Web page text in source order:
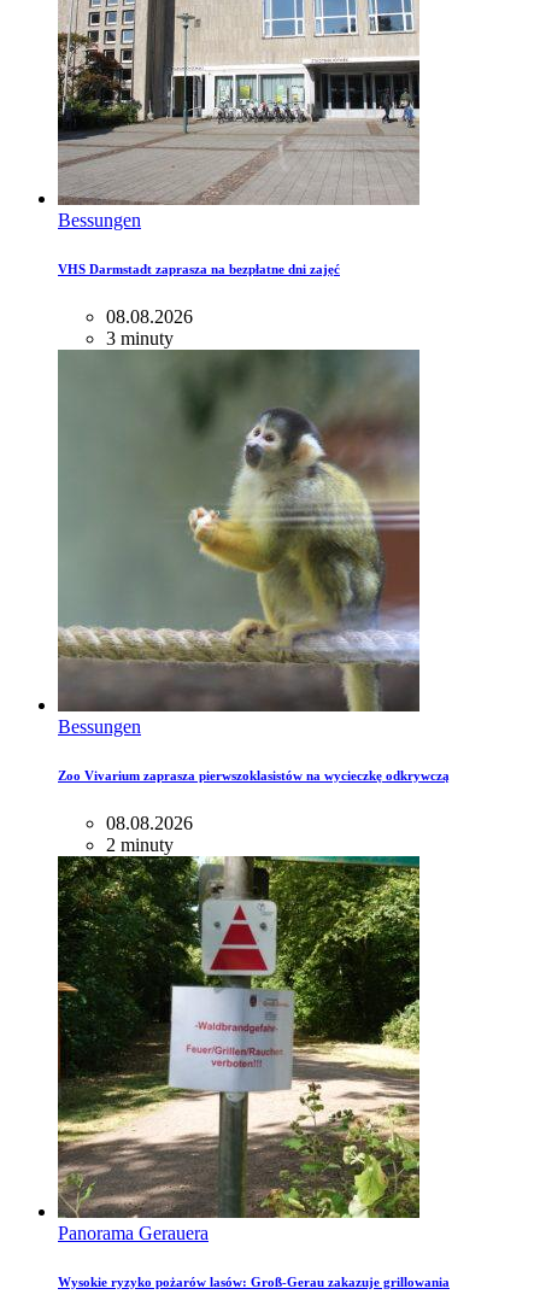
Bessungen
VHS Darmstadt zaprasza na bezpłatne dni zajęć
08.08.2026
3 minuty
Bessungen
Zoo Vivarium zaprasza pierwszoklasistów na wycieczkę odkrywczą
08.08.2026
2 minuty
Panorama Gerauera
Wysokie ryzyko pożarów lasów: Groß-Gerau zakazuje grillowania